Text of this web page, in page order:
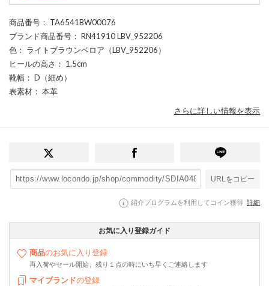
商品番号 ： TA6541BW00076
ブランド商品番号 ： RN41910 LBV_952206
色 ： ライトブラウンベロア（LBV_952206）
ヒールの高さ ： 1.5cm
靴幅 ： D（細め）
表素材 ： 本革
さらに詳しい情報を表示
URLをコピー
紹介プログラムを利用してコイン獲得 詳細
お気に入り登録ガイド
商品のお気に入り登録
再入荷やセール開始、残り１点の時にいち早くご連絡します
マイブランドの登録